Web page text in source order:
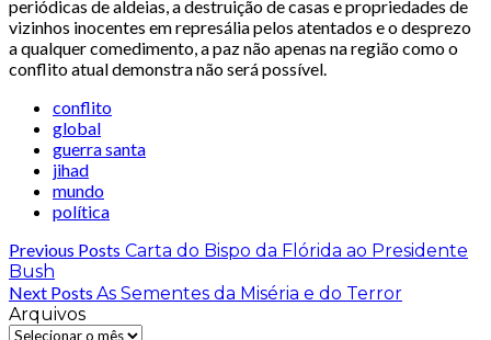
periódicas de aldeias, a destruição de casas e propriedades de
vizinhos inocentes em represália pelos atentados e o desprezo
a qualquer comedimento, a paz não apenas na região como o
conflito atual demonstra não será possível.
conflito
global
guerra santa
jihad
mundo
política
Previous Posts Carta do Bispo da Flórida ao Presidente
Bush
Next Posts As Sementes da Miséria e do Terror
Arquivos
Arquivos